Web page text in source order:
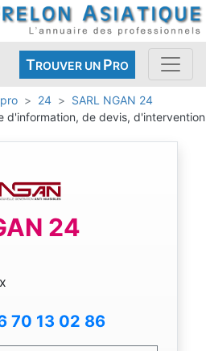
TROUVER UN PRO
24
SARL NGAN 24
d'information, de devis, d'intervention
24
70 13 02 86